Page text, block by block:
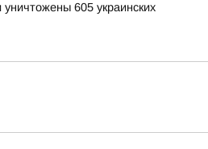
605 украинских